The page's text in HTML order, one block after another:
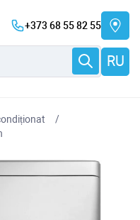
+373 68 55 82 55
RU